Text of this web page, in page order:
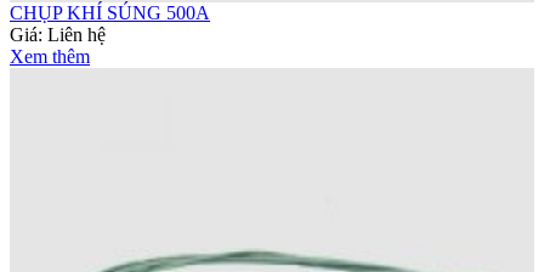
CHỤP KHÍ SÚNG 500A
Giá: Liên hệ
Xem thêm